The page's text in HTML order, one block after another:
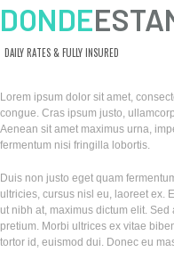
DONDE
DAILY RATES & FULLY INSURED
Lorem ipsum dolor sit amet,
congue. Cras ipsum justo,
Aenean sit amet maximus urna,
fermentum nisi fringilla lobortis.
Duis non justo eget quam
ultricies, cursus nisl eu, laoreet ex.
ut nibh at, maximus dictum elit.
pretium. Morbi ultrices ex vitae
tortor id, euismod dui. Donec eu